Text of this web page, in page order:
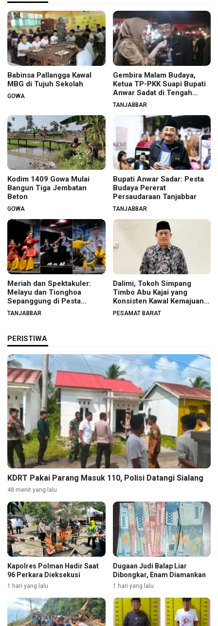
Babinsa Pallangga Kawal
MBG di Tujuh Sekolah
GOWA
Gembira Malam Budaya,
Ketua TP-PKK Suapi Bupati
Anwar Sadat di Tengah
Warga
TANJABBAR
Kodim 1409 Gowa Mulai
Bangun Tiga Jembatan
Beton
GOWA
Bupati Anwar Sadar: Pesta
Budaya Pererat
Persaudaraan Tanjabbar
TANJABBAR
Meriah dan Spektakuler:
Melayu dan Tionghoa
Sepanggung di Pesta
Budaya Tanjabbar
TANJABBAR
Dalimi, Tokoh Simpang
Timbo Abu Kajai yang
Konsisten Kawal Kemajuan
Nagari
PESAMAT BARAT
PERISTIWA
KDRT Pakai Parang Masuk 110, Polisi Datangi Sialang
48 menit yang lalu
Kapolres Polman Hadir Saat
96 Perkara Dieksekusi
1 hari yang lalu
Dugaan Judi Balap Liar
Dibongkar, Enam Diamankan
1 hari yang lalu